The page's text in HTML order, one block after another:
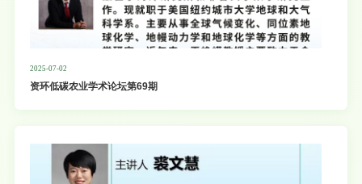
2025-07-02
资环低碳农业学术论坛第69期